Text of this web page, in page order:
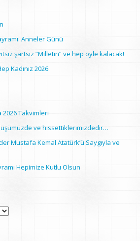
Anneler Günü
şartsız “Milletin” ve hep öyle kalacak!
Kadınız 2026
2026 Takvimleri
ve hissettiklerimizdedir…
Mustafa Kemal Atatürk’ü Saygıyla ve
Hepimize Kutlu Olsun